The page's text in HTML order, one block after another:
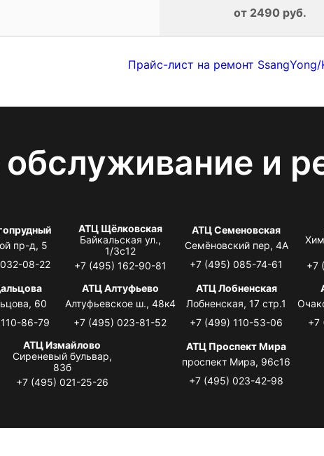
от 2490 руб.
Прайс-лист на ремонт SsangYong/
обслуживание и
пр-д, 5
08-22
АТЦ Щёлковская
Байкальская ул.,
1/3с12
+7 (495) 162-90-81
АТЦ Семеновская
Семёновский пер, 4А
+7 (495) 085-74-61
+7
60
86-79
АТЦ Алтуфьево
Алтуфьевское ш., 48к4
+7 (495) 023-81-52
АТЦ Лобненская
Лобненская, 17 стр.1
+7 (499) 110-53-06
+7
АТЦ Измайлово
Сиреневый бульвар,
83б
+7 (495) 021-25-26
АТЦ Проспект Мира
проспект Мира, 96с16
+7 (495) 023-42-98